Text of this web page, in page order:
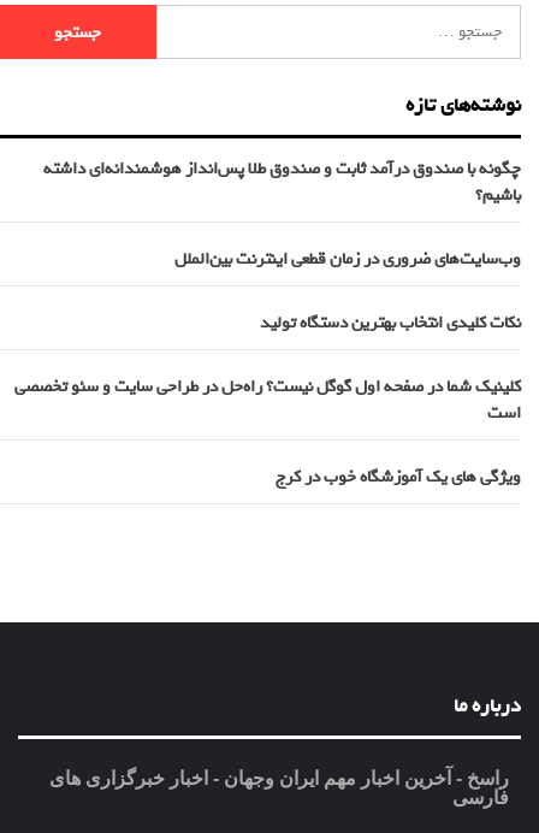
نوشته‌های تازه
چگونه با صندوق درآمد ثابت و صندوق طلا پس‌انداز هوشمندانه‌ای داشته
باشیم؟
وب‌سایت‌های ضروری در زمان قطعی اینترنت بین‌الملل
نکات کلیدی انتخاب بهترین دستگاه تولید
کلینیک شما در صفحه اول گوگل نیست؟ راه‌حل در طراحی سایت و سئو تخصصی
است
ویژگی های یک آموزشگاه خوب در کرج
درباره ما
راسخ - آخرین اخبار مهم ایران وجهان - اخبار خبرگزاری های
فارسی